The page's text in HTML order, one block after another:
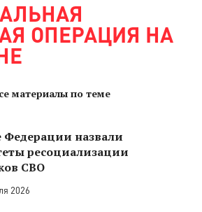
ОПЕРАЦИЯ НА
материалы по теме
Федерации назвали
ресоциализации
СВО
2026